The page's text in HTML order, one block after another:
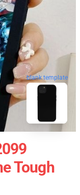
blank template
Tough